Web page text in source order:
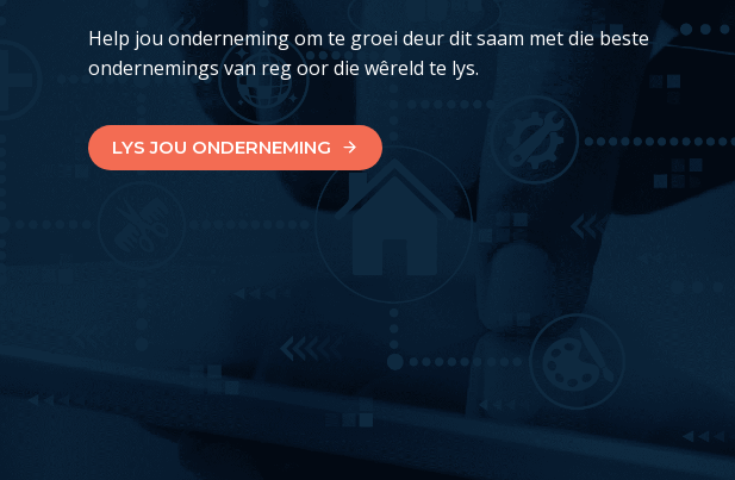
Help jou onderneming om te groei deur dit saam met die beste
ondernemings van reg oor die wêreld te lys.
LYS JOU ONDERNEMING